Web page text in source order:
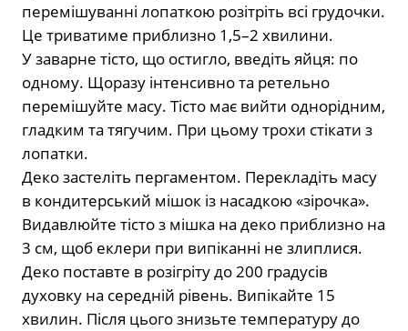
перемішуванні лопаткою розітріть всі грудочки.
Це триватиме приблизно 1,5–2 хвилини.
У заварне тісто, що остигло, введіть яйця: по
одному. Щоразу інтенсивно та ретельно
перемішуйте масу. Тісто має вийти однорідним,
гладким та тягучим. При цьому трохи стікати з
лопатки.
Деко застеліть пергаментом. Перекладіть масу
в кондитерський мішок із насадкою «зірочка».
Видавлюйте тісто з мішка на деко приблизно на
3 см, щоб еклери при випіканні не злиплися.
Деко поставте в розігріту до 200 градусів
духовку на середній рівень. Випікайте 15
хвилин. Після цього знизьте температуру до